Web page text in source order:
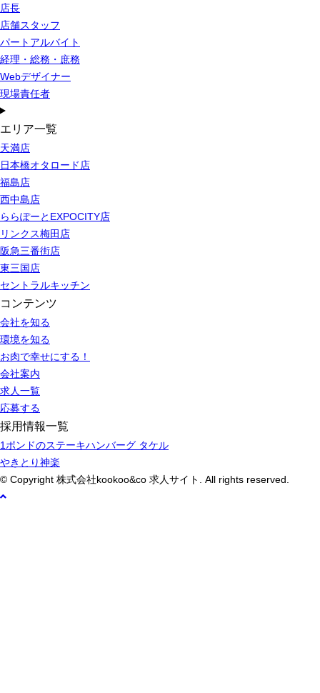
店長
店舗スタッフ
パートアルバイト
経理・総務・庶務
Webデザイナー
現場責任者
エリア一覧
天満店
日本橋オタロード店
福島店
西中島店
ららぽーとEXPOCITY店
リンクス梅田店
阪急三番街店
東三国店
セントラルキッチン
コンテンツ
会社を知る
環境を知る
お肉で幸せにする！
会社案内
求人一覧
応募する
採用情報一覧
1ポンドのステーキハンバーグ タケル
やきとり神楽
© Copyright 株式会社kookoo&co 求人サイト. All rights reserved.